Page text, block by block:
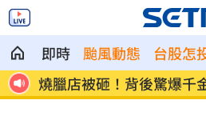
即時 颱風動態 台股怎
藍扯蘇巧慧不給里長講話
臉